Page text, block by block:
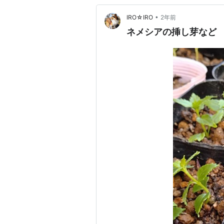
IRO☆IRO • 2年前
ネメシアの挿し芽など